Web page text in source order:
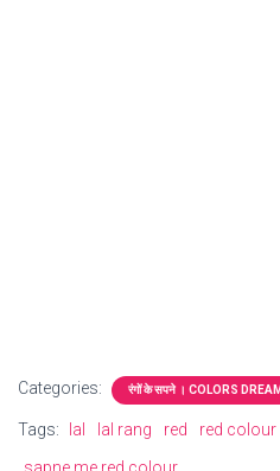
Categories: रंगों के सपने । COLORS DREAM
Tags: lal lal rang red red colour